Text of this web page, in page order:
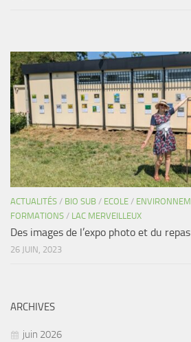
ACTUALITÉS / BIO SUB / ECOLE /
FORMATIONS / LAC MERVEILLEUX
Des images de l’expo photo et du
26 JUIN, 2023
ARCHIVES
juin 2026